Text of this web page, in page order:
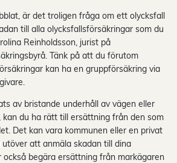
är det troligen fråga om ett olycksfall
till alla olycksfallsförsäkringar som du
Reinholdsson, jurist på
Tänk på att du förutom
kan ha en gruppförsäkring via
av bristande underhåll av vägen eller
kan du ha rätt till ersättning från den som
Det kan vara kommunen eller en privat
utöver att anmäla skadan till dina
också begära ersättning från markägaren